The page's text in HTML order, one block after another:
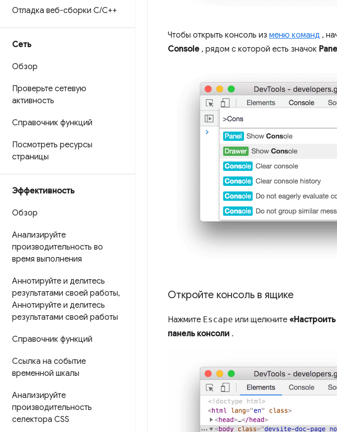
Отладка веб-сборки C/C++
Сеть
Обзор
Проверьте сетевую
активность
Справочник функций
Посмотреть ресурсы
страницы
Эффективность
Обзор
Анализируйте
производительность во
время выполнения
Аннотируйте и делитесь
результатами своей работы,
Аннотируйте и делитесь
результатами своей работы
Справочник функций
Ссылка на событие
временной шкалы
Анализируйте
производительность
селектора CSS
Чтобы открыть консоль из меню команд ,
Console , рядом с которой есть значок
Откройте консоль в ящике
Нажмите Escape или щелкните
панель консоли .